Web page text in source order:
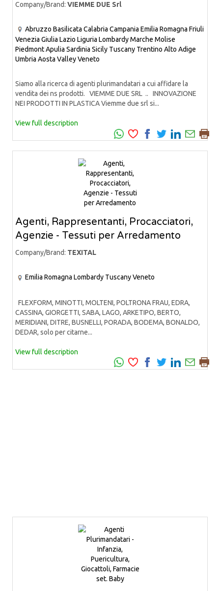
Company/Brand: VIEMME DUE Srl
Abruzzo Basilicata Calabria Campania Emilia Romagna Friuli
Venezia Giulia Lazio Liguria LombardyMarche Molise
PiedmontApulia Sardinia Sicily Tuscany Trentino Alto Adige
Umbria Aosta ValleyVeneto
Siamo alla ricerca di agenti plurimandatari a cui affidare la
vendita dei ns prodotti. VIEMME DUE SRL .. INNOVAZIONE
NEI PRODOTTI IN PLASTICA Viemme due srl si...
View full description
Agenti, Rappresentanti, Procacciatori,
Agenzie - Tessuti per Arredamento
Company/Brand: TEXITAL
Emilia Romagna Lombardy TuscanyVeneto
FLEXFORM, MINOTTI, MOLTENI, POLTRONA FRAU, EDRA,
CASSINA, GIORGETTI, SABA, LAGO, ARKETIPO, BERTO,
MERIDIANI, DITRE, BUSNELLI, PORADA, BODEMA, BONALDO,
DEDAR, solo per citarne...
View full description